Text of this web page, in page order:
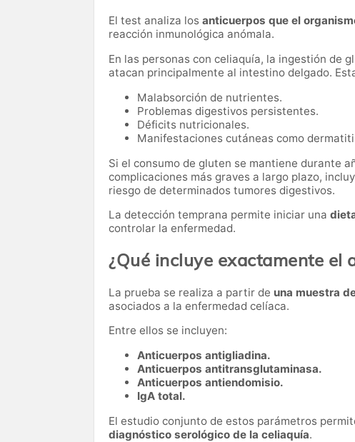
El test analiza los anticuerpos que el
reacción inmunológica anómala.
En las personas con celiaquía, la ingestión de
atacan principalmente al intestino delgado.
Malabsorción de nutrientes.
Problemas digestivos persistentes.
Déficits nutricionales.
Manifestaciones cutáneas como
Si el consumo de gluten se mantiene durante
complicaciones más graves a largo plazo,
riesgo de determinados tumores digestivos.
La detección temprana permite iniciar una
controlar la enfermedad.
¿Qué incluye exactamente el
La prueba se realiza a partir de una muestra
asociados a la enfermedad celíaca.
Entre ellos se incluyen:
Anticuerpos antigliadina.
Anticuerpos antitransglutaminasa.
Anticuerpos antiendomisio.
IgA total.
El estudio conjunto de estos parámetros
diagnóstico serológico de la celiaquía.